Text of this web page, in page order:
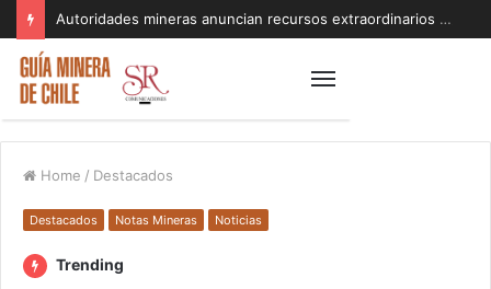
Autoridades mineras anuncian recursos extraordinarios para pequeños mineros afectados por el sistema frontal en Coquimbo y Atacama
Home / Destacados
Destacados Notas Mineras Noticias
Trending